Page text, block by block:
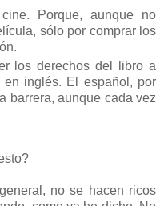
Porque, aunque no
sólo por comprar los
los derechos del libro a
inglés. El español, por
barrera, aunque cada vez
no se hacen ricos